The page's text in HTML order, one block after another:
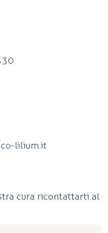
lilium.it
cura ricontattarti al